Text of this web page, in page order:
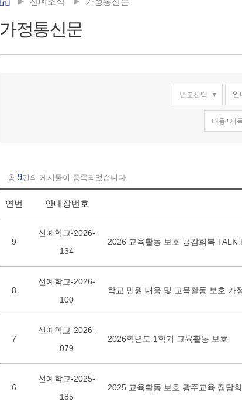
가정통신문
총 9건의 게시물이 등록되었습니다.
연번 안내장번호
9
선예학교-2026-
134
2026 교육활동 보호 공감회복 TALK
8
선예학교-2026-
100
학교 민원 대응 및 교육활동 보호 가
7
선예학교-2026-
079
2026학년도 1학기 교육활동 보호
6
선예학교-2025-
185
2025 교육활동 보호 광주교육 집담